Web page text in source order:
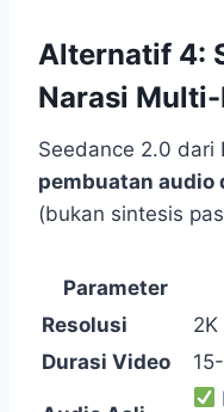
Alternatif 4:
Narasi
Seedance 2.0 dari
pembuatan audio
(bukan sintesis
Parameter
Resolusi
2K
Durasi Video